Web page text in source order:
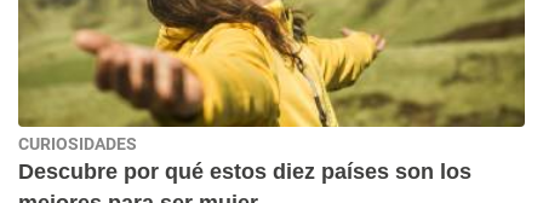
CURIOSIDADES
Descubre por qué estos diez países son los